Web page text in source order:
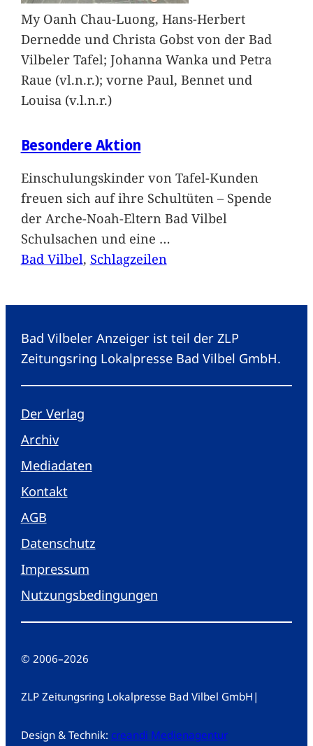
My Oanh Chau-Luong, Hans-Herbert
Dernedde und Christa Gobst von der Bad
Vilbeler Tafel; Johanna Wanka und Petra
Raue (vl.n.r.); vorne Paul, Bennet und
Louisa (v.l.n.r.)
Besondere Aktion
Einschulungskinder von Tafel-Kunden
freuen sich auf ihre Schultüten – Spende
der Arche-Noah-Eltern Bad Vilbel
Schulsachen und eine …
Bad Vilbel, Schlagzeilen
Bad Vilbeler Anzeiger ist teil der ZLP
Zeitungsring Lokalpresse Bad Vilbel GmbH.
Der Verlag
Archiv
Mediadaten
Kontakt
AGB
Datenschutz
Impressum
Nutzungsbedingungen
© 2006–2026
ZLP Zeitungsring Lokalpresse Bad Vilbel GmbH |
Design & Technik: creandi Medienagentur